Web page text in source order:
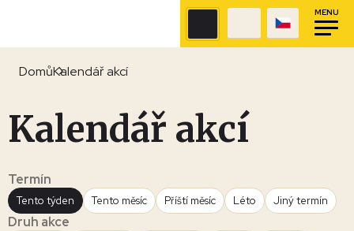
MENU
DomůKalendář akcí
Kalendář akcí
Termín
Tento týden Tento měsíc Příští měsíc Léto Jiný termín
Druh akce